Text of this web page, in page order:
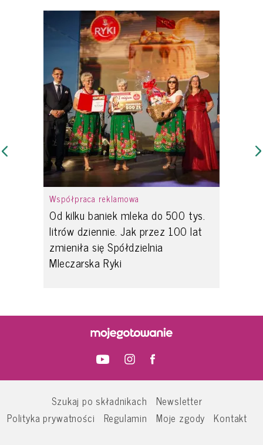
Współpraca reklamowa
Od kilku baniek mleka do 500 tys.
litrów dziennie. Jak przez 100 lat
zmieniła się Spółdzielnia
Mleczarska Ryki
Szukaj po składnikach
Newsletter
Polityka prywatności
Regulamin Moje zgody Kontakt